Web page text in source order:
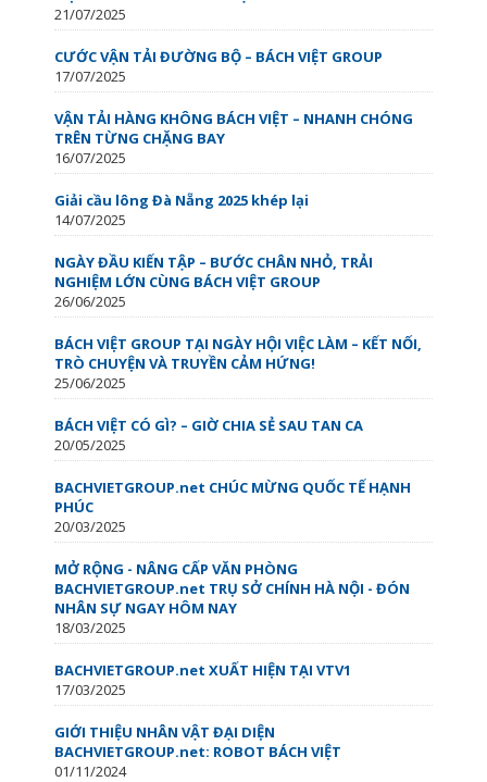
21/07/2025
CƯỚC VẬN TẢI ĐƯỜNG BỘ – BÁCH VIỆT GROUP
17/07/2025
VẬN TẢI HÀNG KHÔNG BÁCH VIỆT – NHANH CHÓNG
TRÊN TỪNG CHẶNG BAY
16/07/2025
Giải cầu lông Đà Nẵng 2025 khép lại
14/07/2025
NGÀY ĐẦU KIẾN TẬP – BƯỚC CHÂN NHỎ, TRẢI
NGHIỆM LỚN CÙNG BÁCH VIỆT GROUP
26/06/2025
BÁCH VIỆT GROUP TẠI NGÀY HỘI VIỆC LÀM – KẾT NỐI,
TRÒ CHUYỆN VÀ TRUYỀN CẢM HỨNG!
25/06/2025
BÁCH VIỆT CÓ GÌ? – GIỜ CHIA SẺ SAU TAN CA
20/05/2025
BACHVIETGROUP.net CHÚC MỪNG QUỐC TẾ HẠNH
PHÚC
20/03/2025
MỞ RỘNG - NÂNG CẤP VĂN PHÒNG
BACHVIETGROUP.net TRỤ SỞ CHÍNH HÀ NỘI - ĐÓN
NHÂN SỰ NGAY HÔM NAY
18/03/2025
BACHVIETGROUP.net XUẤT HIỆN TẠI VTV1
17/03/2025
GIỚI THIỆU NHÂN VẬT ĐẠI DIỆN
BACHVIETGROUP.net: ROBOT BÁCH VIỆT
01/11/2024